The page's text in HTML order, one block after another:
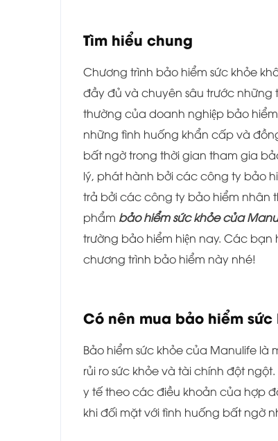
Tìm hiểu chung
Chương trình bảo hiểm sức khỏe
đầy đủ và chuyên sâu trước những
thường của doanh nghiệp bảo
những tình huống khẩn cấp và
bất ngờ trong thời gian tham gia
lý, phát hành bởi các công ty bảo
trả bởi các công ty bảo hiểm nhân
phẩm bảo hiểm sức khỏe của
trường bảo hiểm hiện nay. Các bạn
chương trình bảo hiểm này nhé!
Có nên mua bảo hiểm
Bảo hiểm sức khỏe của Manulife
rủi ro sức khỏe và tài chính đột
y tế theo các điều khoản của hợp
khi đối mặt với tình huống bất ngờ